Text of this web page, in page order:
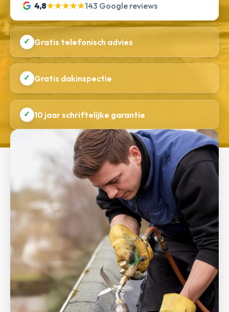
4,8★★★★★143 Google reviews
✓ Gratis telefonisch advies
✓ Gratis dakinspectie
✓ 10 jaar schriftelijke garantie